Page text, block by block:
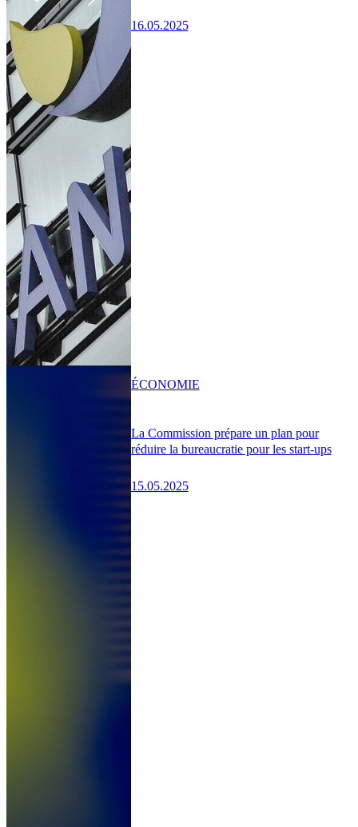
16.05.2025
La Commission prépare un plan pour
réduire la bureaucratie pour les start-ups
15.05.2025
ÉCONOMIE